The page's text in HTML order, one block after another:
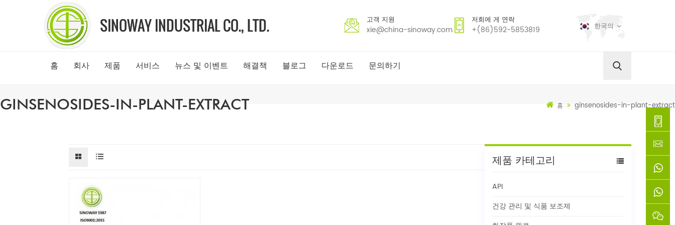
고객 지원
xie@china-sinoway.com
저희에 게 연락
+(86)592-5853819 한국의
홈 회사 제품 서비스 뉴스 및 이벤트 해결책 블로그 다운로드 문의하기
GINSENOSIDES-IN-PLANT-EXTRACT 홈 ginsenosides-in-plant-extract
제품 카테고리
API
건강 관리 및 식품 보조제
5853819